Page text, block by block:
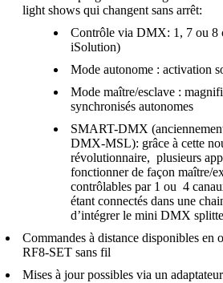
light shows qui changent sans arrêt:
Contrôle via DMX: 1, 7 ou 8
iSolution)
Mode autonome : activation
Mode maître/esclave :
synchronisés autonomes
SMART-DMX
DMX-MSL): grâce à cette
révolutionnaire, plusieurs
fonctionner de façon maître/
contrôlables par 1 ou 4
étant connectés dans une
d’intégrer le mini DMX
Commandes à distance disponibles en
RF8-SET sans fil
Mises à jour possibles via un